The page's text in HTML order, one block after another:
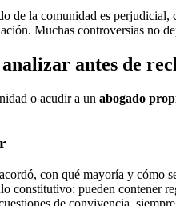
de la comunidad es
Muchas controversias no
antes de
o acudir a un abogado
con qué mayoría y cómo
constitutivo: pueden contener